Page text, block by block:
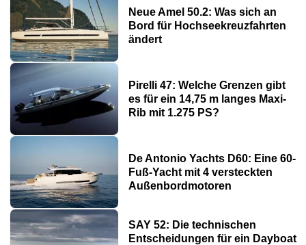
Neue Amel 50.2: Was sich an
Bord für Hochseekreuzfahrten
ändert
Pirelli 47: Welche Grenzen gibt
es für ein 14,75 m langes Maxi-
Rib mit 1.275 PS?
De Antonio Yachts D60: Eine 60-
Fuß-Yacht mit 4 versteckten
Außenbordmotoren
SAY 52: Die technischen
Entscheidungen für ein Dayboat